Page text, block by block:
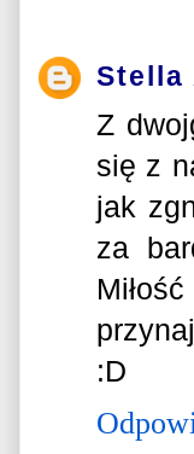
Stella
Z
się z
jak
za
:D